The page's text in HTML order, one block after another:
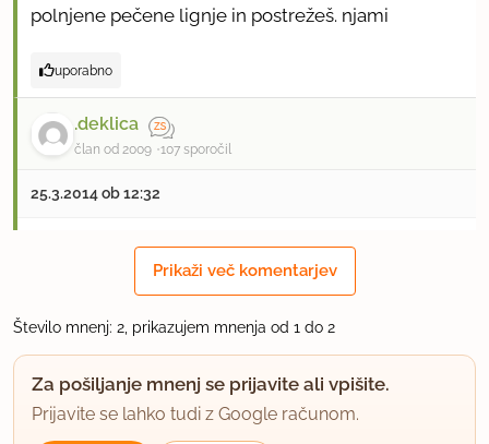
polnjene pečene lignje in postrežeš. njami
uporabno
.deklica
član od 2009 107 sporočil
25.3.2014 ob 12:32
Odličen recept! V prihodnje bo zagotovo še
večkrat na jedilniku. Okus je super, priprava pa ne
Prikaži več komentarjev
Število mnenj: 2, prikazujem mnenja od 1 do 2
Za pošiljanje mnenj se prijavite ali vpišite.
Prijavite se lahko tudi z Google računom.